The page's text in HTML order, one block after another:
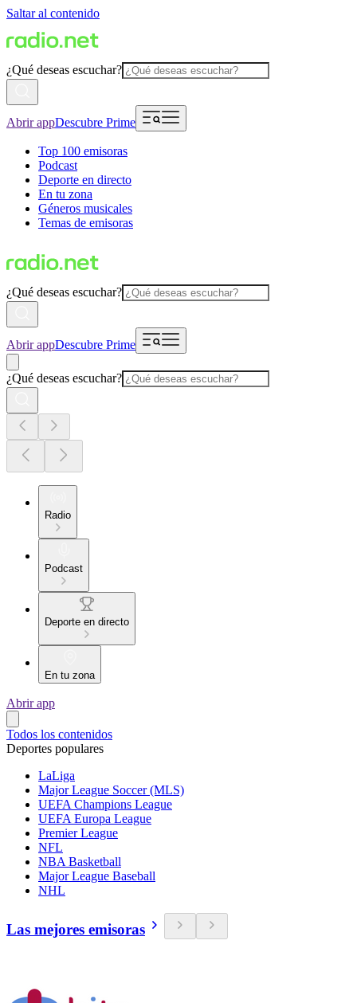
Saltar al contenido
¿Qué deseas escuchar?
Abrir appDescubre Prime
Top 100 emisoras
Podcast
Deporte en directo
En tu zona
Géneros musicales
Temas de emisoras
¿Qué deseas escuchar?
Abrir appDescubre Prime
¿Qué deseas escuchar?
Radio
Podcast
Deporte en directo
En tu zona
Abrir app
Todos los contenidos
Deportes populares
LaLiga
Major League Soccer (MLS)
UEFA Champions League
UEFA Europa League
Premier League
NFL
NBA Basketball
Major League Baseball
NHL
Las mejores emisoras